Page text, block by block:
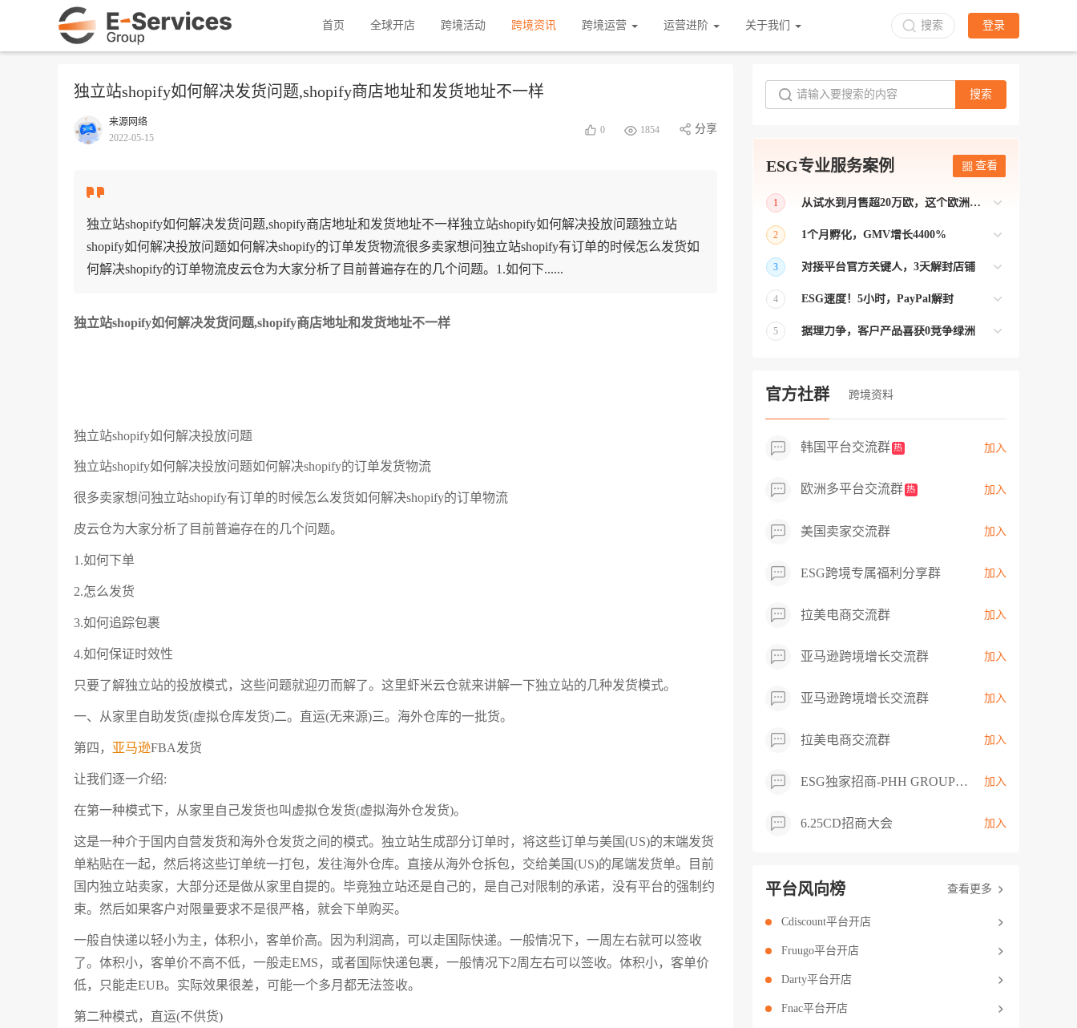
首页 全球开店 跨境活动 跨境资讯 跨境运营 运营进阶 关于我们 搜索 登录
独立站shopify如何解决发货问题,shopify商店地址和发货地址不一样
来源网络
2022-05-15
0 1854 分享
独立站shopify如何解决发货问题,shopify商店地址和发货地址不一样独立站shopify如何解决投放问题独立站
shopify如何解决投放问题如何解决shopify的订单发货物流很多卖家想问独立站shopify有订单的时候怎么发货如
何解决shopify的订单物流皮云仓为大家分析了目前普遍存在的几个问题。1.如何下......
独立站shopify如何解决发货问题,shopify商店地址和发货地址不一样
独立站shopify如何解决投放问题
独立站shopify如何解决投放问题如何解决shopify的订单发货物流
很多卖家想问独立站shopify有订单的时候怎么发货如何解决shopify的订单物流
皮云仓为大家分析了目前普遍存在的几个问题。
1.如何下单
2.怎么发货
3.如何追踪包裹
4.如何保证时效性
只要了解独立站的投放模式，这些问题就迎刃而解了。这里虾米云仓就来讲解一下独立站的几种发货模式。
一、从家里自助发货(虚拟仓库发货)二。直运(无来源)三。海外仓库的一批货。
第四， 亚马逊FBA发货
让我们逐一介绍:
在第一种模式下，从家里自己发货也叫虚拟仓发货(虚拟海外仓发货)。
这是一种介于国内自营发货和海外仓发货之间的模式。独立站生成部分订单时，将这些订单与美国(US)的末端发货
单粘贴在一起，然后将这些订单统一打包，发往海外仓库。直接从海外仓拆包，交给美国(US)的尾端发货单。目前
国内独立站卖家，大部分还是做从家里自提的。毕竟独立站还是自己的，是自己对限制的承诺，没有平台的强制约
束。然后如果客户对限量要求不是很严格，就会下单购买。
一般自快递以轻小为主，体积小，客单价高。因为利润高，可以走国际快递。一般情况下，一周左右就可以签收
了。体积小，客单价不高不低，一般走EMS，或者国际快递包裹，一般情况下2周左右可以签收。体积小，客单价
低，只能走EUB。实际效果很差，可能一个多月都无法签收。
第二种模式，直运(不供货)
搜索
ESG专业服务案例 查看
1
从试水到月售超20万欧，这个欧洲本土平台被低估了
2
1个月孵化，GMV增长4400%
业】 >> Gmarket卖家店铺经过ESG跨境客
3
对接平台官方关键人，3天解封店铺
跨境帮我解决了韩国平台店铺异常问题
4
ESG速度！5小时，PayPal解封
ESG拥有Paypal支付和Onbuy平台双绿通道
5
据理力争，客户产品喜获0竞争绿洲
取机会，卖家成功上架市场热卖而平台稀
缺产品，拓展了西班牙新商机！
官方社群 跨境资料
韩国平台交流群 热 加入
欧洲多平台交流群 热 加入
美国卖家交流群 加入
ESG跨境专属福利分享群 加入
拉美电商交流群 加入
亚马逊跨境增长交流群 加入
亚马逊跨境增长交流群 加入
拉美电商交流群 加入
ESG独家招商-PHH GROUP卖家交流群 加入
6.25CD招商大会 加入
平台风向榜 查看更多
Cdiscount平台开店
Fruugo平台开店
Darty平台开店
Fnac平台开店